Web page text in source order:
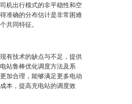
机出行模式的非平稳性和空
准确的分布估计是非常困难
共同特征。
有技术的缺点与不足，提供
站鲁棒优化调度方法及系
加合理，能够满足更多电动
本，提高充电站的调度效